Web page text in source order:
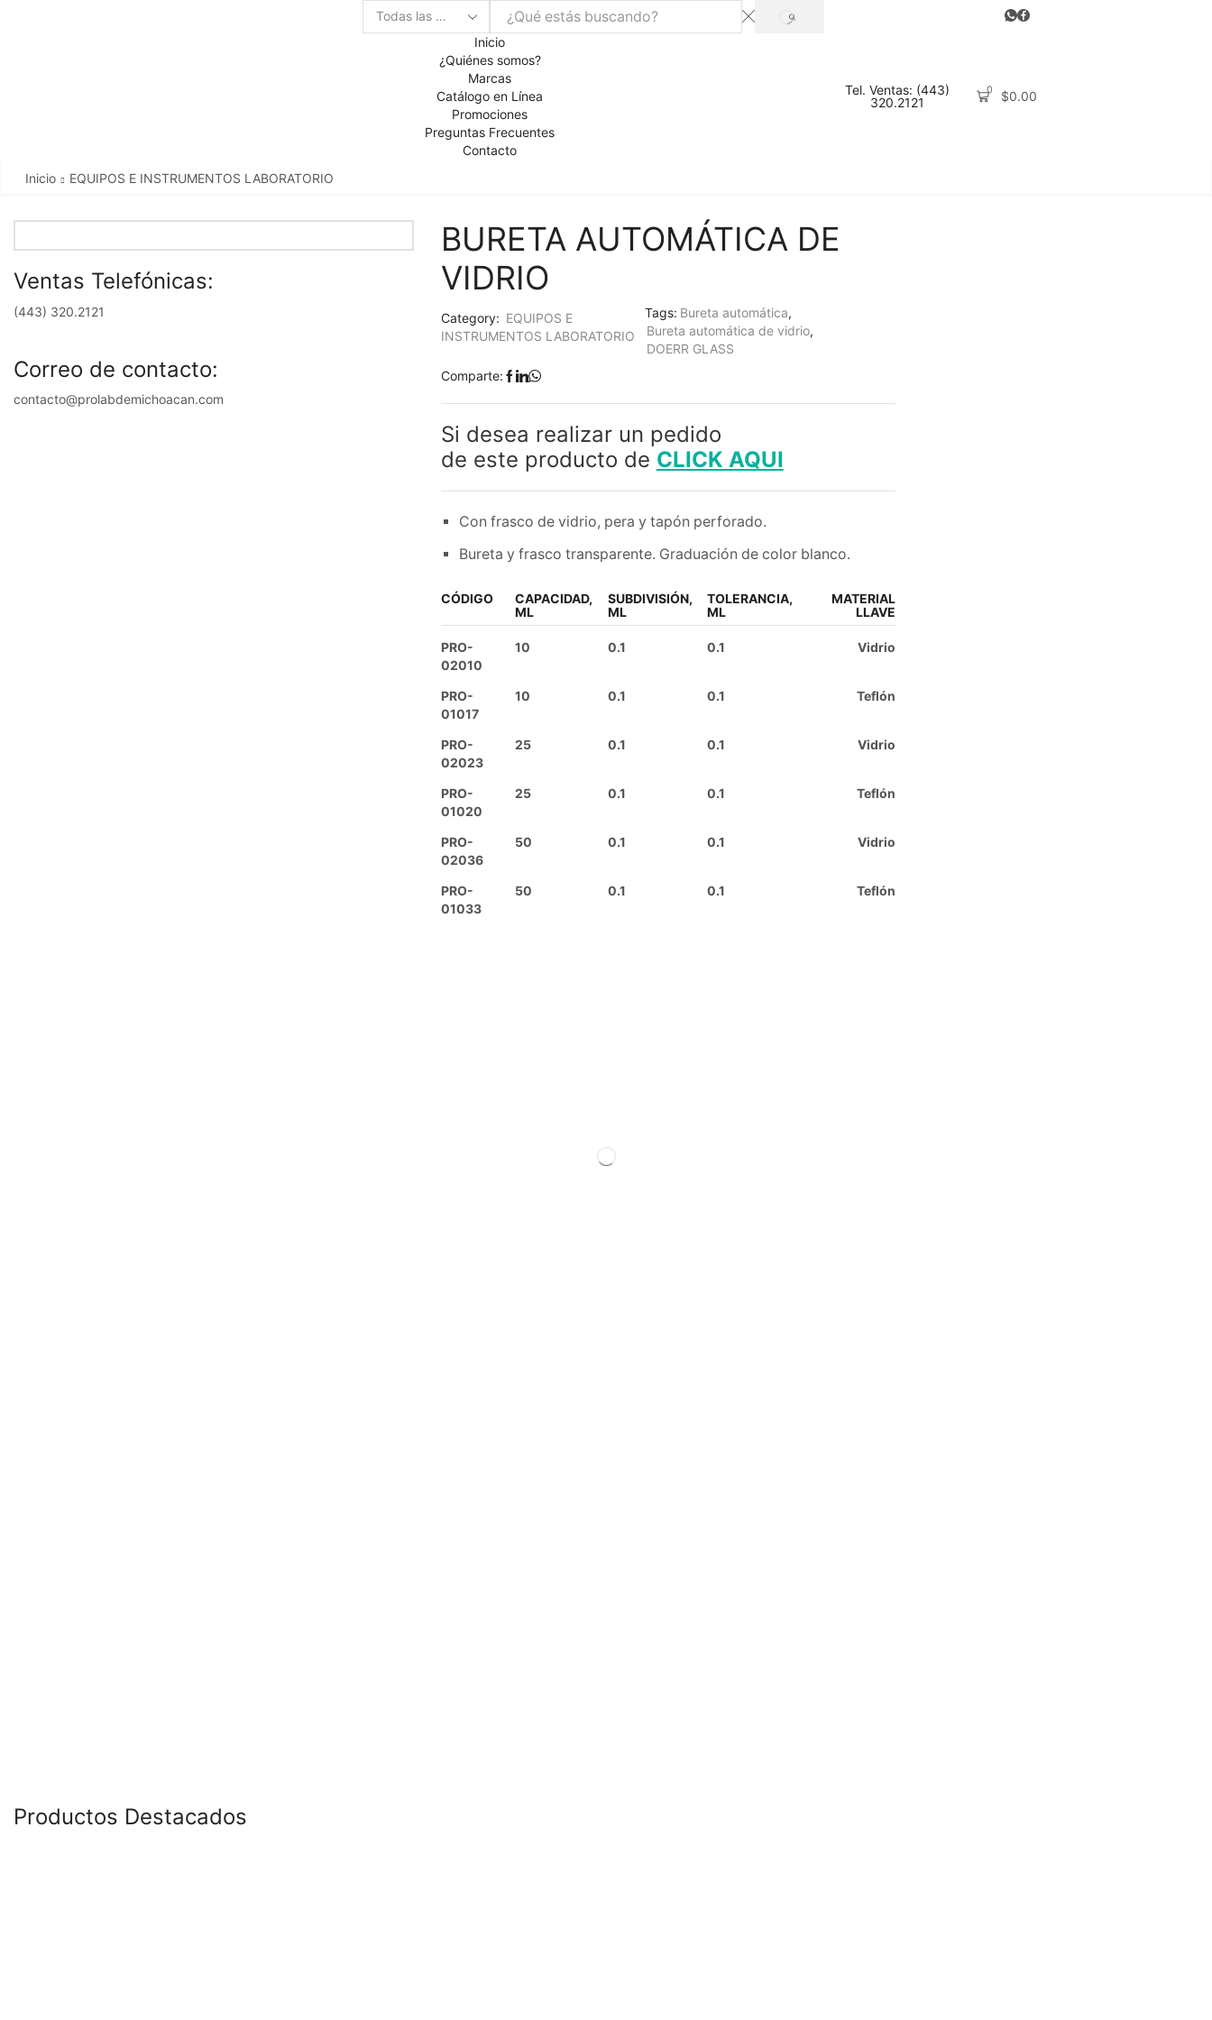
Search
SEARCH
Inicio
¿Quiénes somos?
Marcas
Catálogo en Línea
Promociones
Preguntas Frecuentes
Contacto
Tel. Ventas: (443)
320.2121
0 $0.00
Inicio EQUIPOS E INSTRUMENTOS LABORATORIO
Ventas Telefónicas:
(443) 320.2121
Correo de contacto:
contacto@prolabdemichoacan.com
BURETA AUTOMÁTICA DE
VIDRIO
Category: EQUIPOS E
INSTRUMENTOS LABORATORIO
Tags: Bureta automática,
Bureta automática de vidrio,
DOERR GLASS
Comparte:
Si desea realizar un pedido
de este producto de CLICK AQUI
Con frasco de vidrio, pera y tapón perforado.
Bureta y frasco transparente. Graduación de color blanco.
CÓDIGO
CAPACIDAD,
ML
SUBDIVISIÓN,
ML
TOLERANCIA,
ML
MATERIAL
LLAVE
PRO-
02010
10 0.1 0.1 Vidrio
PRO-
01017
10 0.1 0.1 Teflón
PRO-
02023
25 0.1 0.1 Vidrio
PRO-
01020
25 0.1 0.1 Teflón
PRO-
02036
50 0.1 0.1 Vidrio
PRO-
01033
50 0.1 0.1 Teflón
Productos Destacados